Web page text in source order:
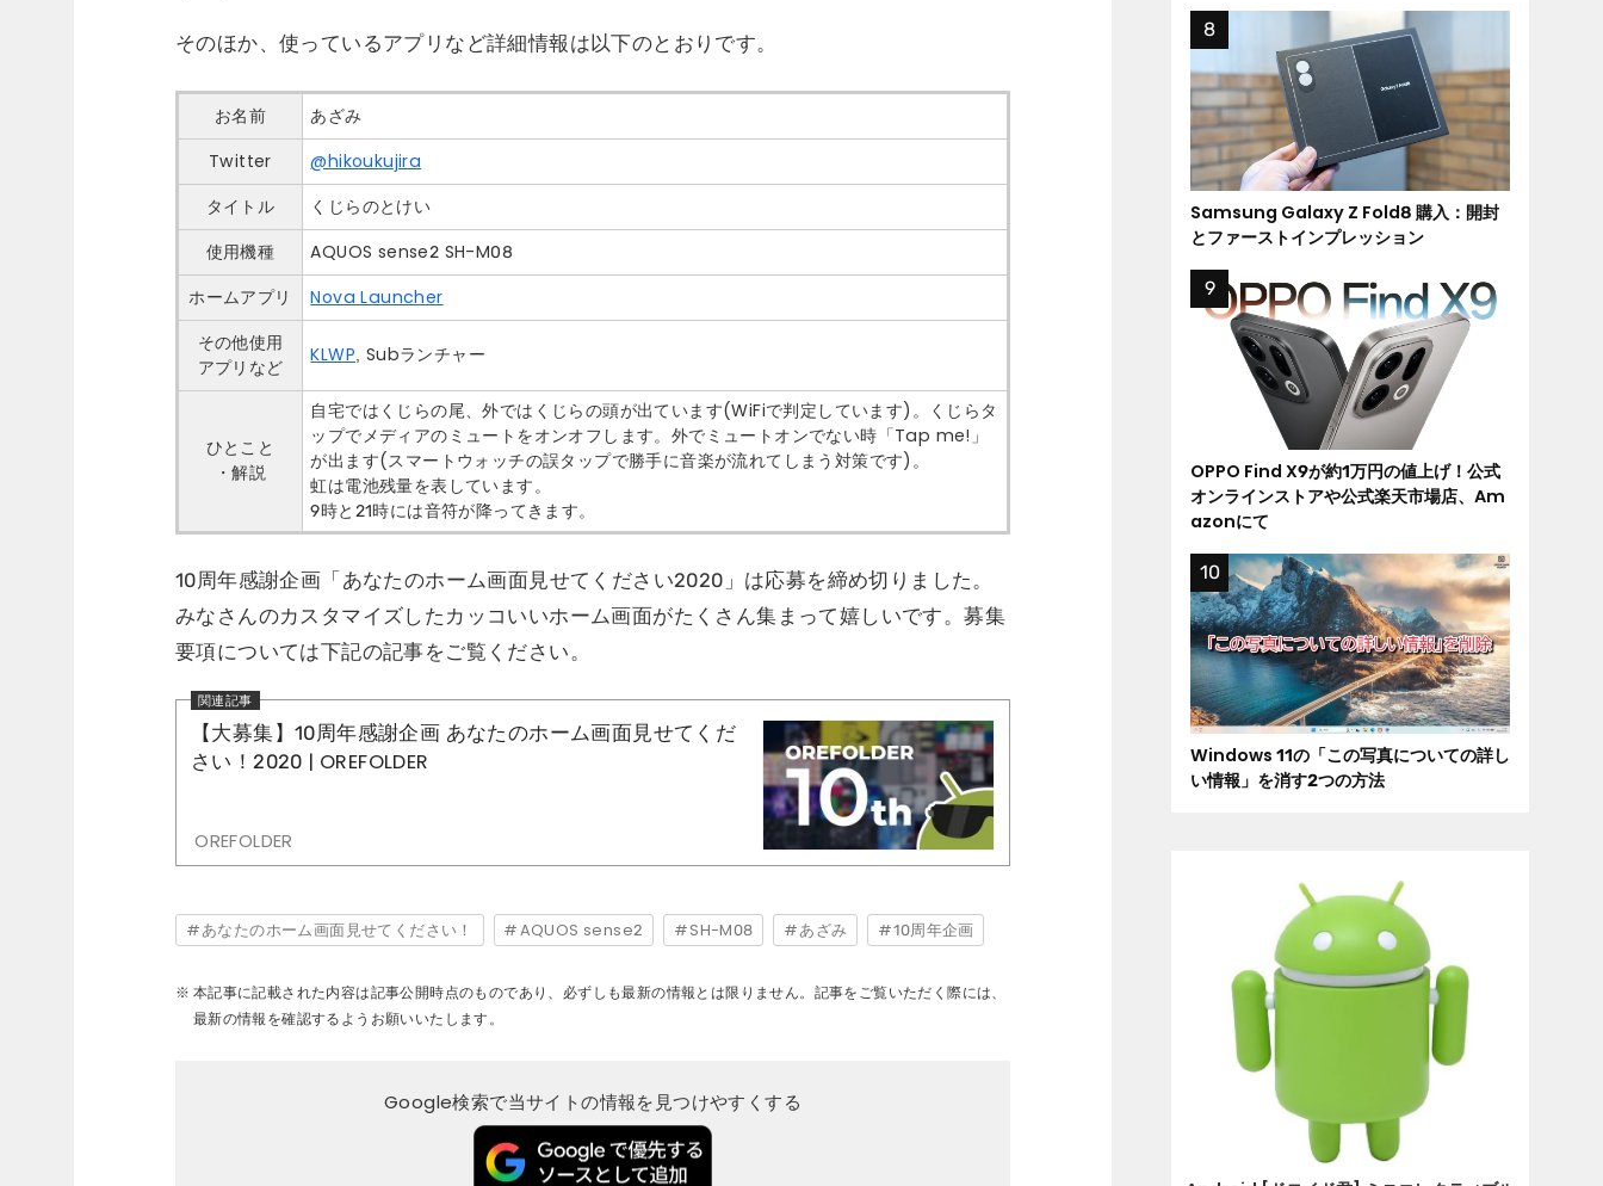
そのほか、使っているアプリなど詳細情報は以下のとおりです。
お名前
あざみ
Twitter
@hikoukujira
タイトル
くじらのとけい
使用機種
AQUOS sense2 SH-M08
ホームアプリ
Nova Launcher
その他使用
アプリなど
KLWP, Subランチャー
ひとこと
・解説
自宅ではくじらの尾、外ではくじらの頭が出ています(WiFiで判定しています)。くじらタ
ップでメディアのミュートをオンオフします。外でミュートオンでない時「Tap me!」
が出ます(スマートウォッチの誤タップで勝手に音楽が流れてしまう対策です)。
虹は電池残量を表しています。
9時と21時には音符が降ってきます。
10周年感謝企画「あなたのホーム画面見せてください2020」は応募を締め切りました。
みなさんのカスタマイズしたカッコいいホーム画面がたくさん集まって嬉しいです。募集
要項については下記の記事をご覧ください。
【大募集】10周年感謝企画 あなたのホーム画面見せてくだ
さい！2020 | OREFOLDER
OREFOLDER
あなたのホーム画面見せてください！ AQUOS sense2 SH-M08 あざみ 10周年企画
本記事に記載された内容は記事公開時点のものであり、必ずしも最新の情報とは限りません。記事をご覧いただく際には、
最新の情報を確認するようお願いいたします。
Google検索で当サイトの情報を見つけやすくする
Samsung Galaxy Z Fold8 購入：開封
とファーストインプレッション
OPPO Find X9が約1万円の値上げ！公式
オンラインストアや公式楽天市場店、Am
azonにて
Windows 11の「この写真についての詳し
い情報」を消す2つの方法